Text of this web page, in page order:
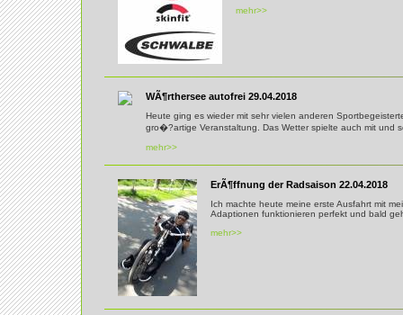
mehr>>
WÃ¶rthersee autofrei 29.04.2018
Heute ging es wieder mit sehr vielen anderen
gro�?artige Veranstaltung. Das Wetter spielte auch mit und
mehr>>
ErÃ¶ffnung der Radsaison 22.04.2018
Ich machte heute meine erste Ausfahrt mit
Adaptionen funktionieren perfekt und bald
mehr>>